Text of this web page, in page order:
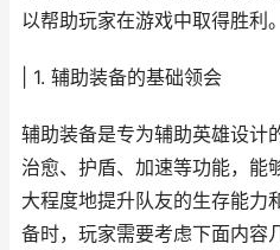
以帮助玩家在游戏中取得胜利。
| 1. 辅助装备的基础领会
辅助装备是专为辅助英雄设计
治愈、护盾、加速等功能，能
大程度地提升队友的生存能力
备时，玩家需要考虑下面内容